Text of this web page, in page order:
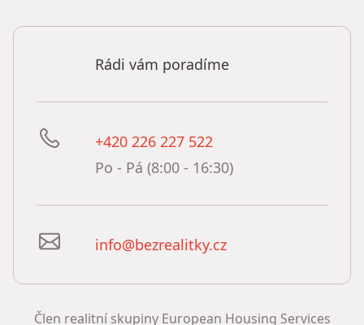
Rádi vám poradíme
+420 226 227 522
Po - Pá (8:00 - 16:30)
info@bezrealitky.cz
Člen realitní skupiny European Housing Services